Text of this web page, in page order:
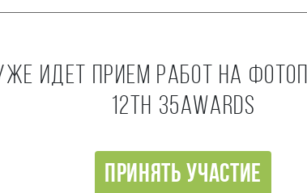
идет прием работ на
12th 35AWARDS
Принять участие